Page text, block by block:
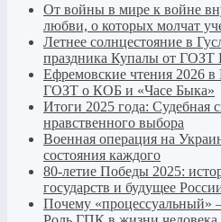
От войны в мире к войне
любви, о которых молчат
Летнее солнцестояние в
праздника Купалы от
Ефремовские чтения 2026
ГОЗТ о КОБ и «Часе Быка»
Итоги 2025 года: Судебная
нравственного выбора
Военная операция на
состояния каждого
80-летие Победы 2025:
государств и будущее
Почему «процессуальный»